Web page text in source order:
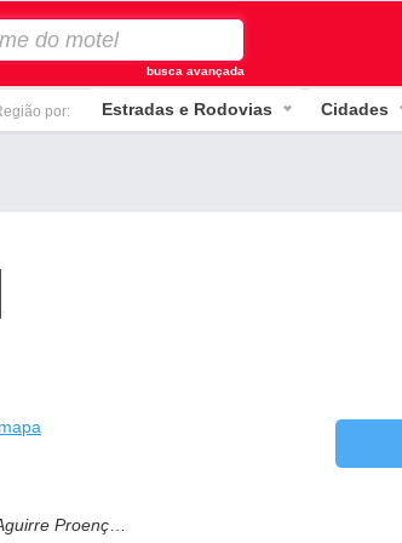
busca avançada
por: Estradas e Rodovias Cidades
Proença,